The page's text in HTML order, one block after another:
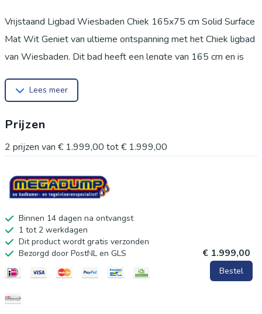
Vrijstaand Ligbad Wiesbaden Chiek 165x75 cm Solid Surface
Mat Wit Geniet van ultieme ontspanning met het Chiek ligbad
van Wiesbaden. Dit bad heeft een lengte van 165 cm en is
het bad een extra luxe uitstraling. Doordat het bad gemaakt is
krassen en bovendien zeer onderhoudsvriendelijk. Geniet
extra lang van uw badsessie, want dankzij de warmte
water langer warm! Specificaties Vrijstaand Ligbad
Wiesbaden Chiek 165x75 cm Solid Surface Mat Wit: *
Hoogte: 55 cm * Breedte: 75 cm * Lengte: 165 cm *
Materiaal: Solid Surface * Kleur: Mat Wit * Met overloop: Ja
Lees meer
Prijzen
2 prijzen van € 1.999,00 tot€ 1.999,00
Binnen 14 dagen na ontvangst
1 tot 2 werkdagen
Dit product wordt gratis verzonden
Bezorgd door PostNL en GLS
€ 1.999,00
Bestel